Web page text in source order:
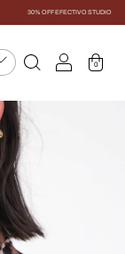
30% OFF EFECTIVO STUDIO
0